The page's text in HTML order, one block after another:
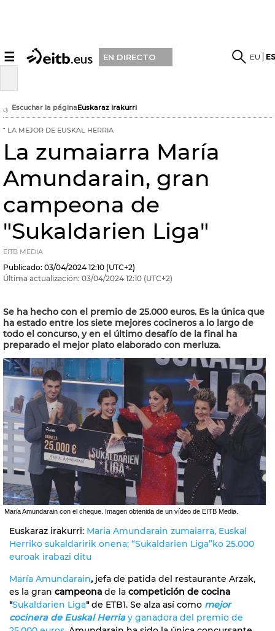
☰ EN DIRECTO EU
Escuchar la páginaEuskaraz irakurri
LA MEJOR DE EUSKAL HERRIA
La zumaiarra María
Amundarain, gran
campeona de
"Sukaldarien Liga"
EITB MEDIA
Publicado: 03/04/2024 12:10 (UTC+2)
Última actualización: 03/04/2024 12:10 (UTC+2)
Se ha hecho con el premio de 25.000 euros. Es la única que
ha estado entre los siete mejores cocineros a lo largo de
todo el concurso, y en el último desafío de la final ha
preparado el mejor plato elaborado con merluza.
Maria Amundarain con el cheque. Imagen obtenida de un vídeo de EITB Media.
Euskaraz irakurri: Maria Amundarain zumaiarra, Euskal
Herriko sukaldaririk onena; “Sukaldarien Liga”ko 25.000
euroak irabazi ditu
María Amundarain, jefa de patida del restaurante Arzak,
es la gran campeona de la competición de cocina
"Sukaldarien Liga"de ETB1. Se alza así como mejor
cocinera de Euskal Herriay ganadora del premio de